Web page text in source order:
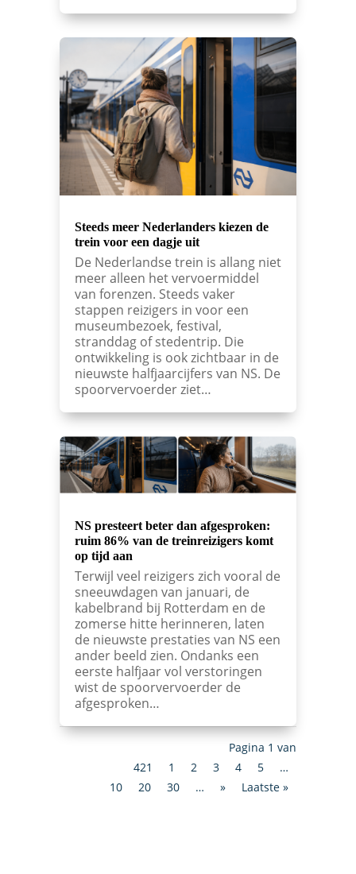
Steeds meer Nederlanders kiezen de
trein voor een dagje uit
De Nederlandse trein is allang niet
meer alleen het vervoermiddel
van forenzen. Steeds vaker
stappen reizigers in voor een
museumbezoek, festival,
stranddag of stedentrip. Die
ontwikkeling is ook zichtbaar in de
nieuwste halfjaarcijfers van NS. De
spoorvervoerder ziet…
NS presteert beter dan afgesproken:
ruim 86% van de treinreizigers komt
op tijd aan
Terwijl veel reizigers zich vooral de
sneeuwdagen van januari, de
kabelbrand bij Rotterdam en de
zomerse hitte herinneren, laten
de nieuwste prestaties van NS een
ander beeld zien. Ondanks een
eerste halfjaar vol verstoringen
wist de spoorvervoerder de
afgesproken…
Pagina 1 van
421
1 2 3 4 5
…
10
20 30 … » Laatste »